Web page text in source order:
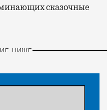
сказочные
НИЖЕ